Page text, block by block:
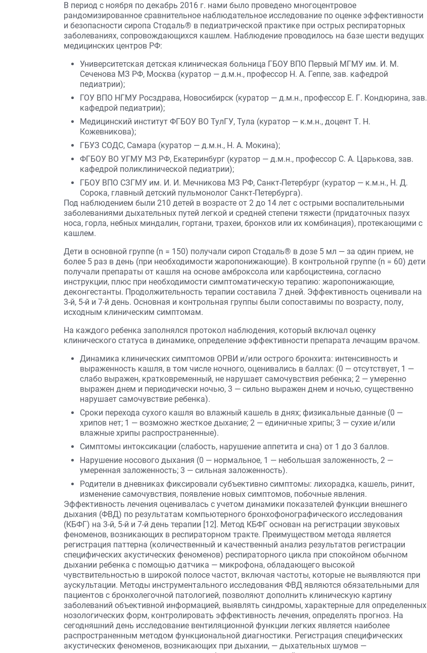
В период с ноября по декабрь 2016 г. нами было проведено многоцентровое
рандомизированное сравнительное наблюдательное исследование по оценке эффективности
и безопасности сиропа Стодаль® в педиатрической практике при острых респираторных
заболеваниях, сопровождающихся кашлем. Наблюдение проводилось на базе шести ведущих
медицинских центров РФ:
Университетская детская клиническая больница ГБОУ ВПО Первый МГМУ им. И. М.
Сеченова МЗ РФ, Москва (куратор — д.м.н., профессор Н. А. Геппе, зав. кафедрой
педиатрии);
ГОУ ВПО НГМУ Росздрава, Новосибирск (куратор — д.м.н., профессор Е. Г. Кондюрина, зав.
кафедрой педиатрии);
Медицинский институт ФГБОУ ВО ТулГУ, Тула (куратор — к.м.н., доцент Т. Н.
Кожевникова);
ГБУЗ СОДС, Самара (куратор — д.м.н., Н. А. Мокина);
ФГБОУ ВО УГМУ МЗ РФ, Екатеринбург (куратор — д.м.н., профессор С. А. Царькова, зав.
кафедрой поликлинической педиатрии);
ГБОУ ВПО СЗГМУ им. И. И. Мечникова МЗ РФ, Санкт-Петербург (куратор — к.м.н., Н. Д.
Сорока, главный детский пульмонолог Санкт-Петербурга).
Под наблюдением были 210 детей в возрасте от 2 до 14 лет с острыми воспалительными
заболеваниями дыхательных путей легкой и средней степени тяжести (придаточных пазух
носа, горла, небных миндалин, гортани, трахеи, бронхов или их комбинация), протекающими с
кашлем.
Дети в основной группе (n = 150) получали сироп Стодаль® в дозе 5 мл — за один прием, не
более 5 раз в день (при необходимости жаропонижающие). В контрольной группе (n = 60) дети
получали препараты от кашля на основе амброксола или карбоцистеина, согласно
инструкции, плюс при необходимости симптоматическую терапию: жаропонижающие,
деконгестанты. Продолжительность терапии составила 7 дней. Эффективность оценивали на
3-й, 5-й и 7-й день. Основная и контрольная группы были сопоставимы по возрасту, полу,
исходным клиническим симптомам.
На каждого ребенка заполнялся протокол наблюдения, который включал оценку
клинического статуса в динамике, определение эффективности препарата лечащим врачом.
Динамика клинических симптомов ОРВИ и/или острого бронхита: интенсивность и
выраженность кашля, в том числе ночного, оценивались в баллах: (0 — отсутствует, 1 —
слабо выражен, кратковременный, не нарушает самочувствия ребенка; 2 — умеренно
выражен днем и периодически ночью, 3 — сильно выражен днем и ночью, существенно
нарушает самочувствие ребенка).
Сроки перехода сухого кашля во влажный кашель в днях; физикальные данные (0 —
хрипов нет; 1 — возможно жесткое дыхание; 2 — единичные хрипы; 3 — сухие и/или
влажные хрипы распространенные).
Симптомы интоксикации (слабость, нарушение аппетита и сна) от 1 до 3 баллов.
Нарушение носового дыхания (0 — нормальное, 1 — небольшая заложенность, 2 —
умеренная заложенность; 3 — сильная заложенность).
Родители в дневниках фиксировали субъективно симптомы: лихорадка, кашель, ринит,
изменение самочувствия, появление новых симптомов, побочные явления.
Эффективность лечения оценивалась с учетом динамики показателей функции внешнего
дыхания (ФВД) по результатам компьютерного бронхофонографического исследования
(КБФГ) на 3-й, 5-й и 7-й день терапии [12]. Метод КБФГ основан на регистрации звуковых
феноменов, возникающих в респираторном тракте. Преимуществом метода является
регистрация паттерна (количественный и качественный анализ результатов регистрации
специфических акустических феноменов) респираторного цикла при спокойном обычном
дыхании ребенка с помощью датчика — микрофона, обладающего высокой
чувствительностью в широкой полосе частот, включая частоты, которые не выявляются при
аускультации. Методы инструментального исследования ФВД являются обязательными для
пациентов с бронхолегочной патологией, позволяют дополнить клиническую картину
заболеваний объективной информацией, выявлять синдромы, характерные для определенных
нозологических форм, контролировать эффективность лечения, определять прогноз. На
сегодняшний день исследование вентиляционной функции легких является наиболее
распространенным методом функциональной диагностики. Регистрация специфических
акустических феноменов, возникающих при дыхании, — дыхательных шумов —